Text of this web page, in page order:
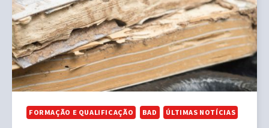
FORMAÇÃO E QUALIFICAÇÃO BAD ÚLTIMAS NOTÍCIAS